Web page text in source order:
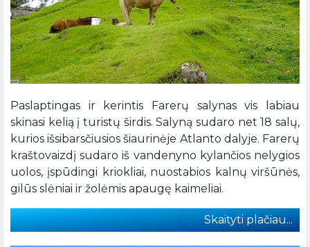
Paslaptingas ir kerintis Farerų salynas vis labiau
skinasi kelią į turistų širdis. Salyną sudaro net 18 salų,
kurios išsibarsčiusios šiaurinėje Atlanto dalyje. Farerų
kraštovaizdį sudaro iš vandenyno kylančios nelygios
uolos, įspūdingi kriokliai, nuostabios kalnų viršūnės,
gilūs slėniai ir žolėmis apaugę kaimeliai.
Skaityti plačiau...